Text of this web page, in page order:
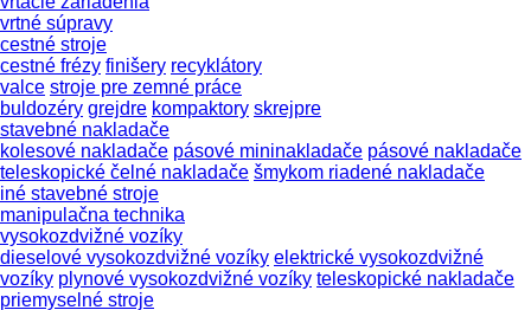
vrtné súpravy
cestné stroje
cestné frézy finišery recyklátory
valce stroje pre zemné práce
buldozéry grejdre kompaktory skrejpre
stavebné nakladače
kolesové nakladače pásové mininakladače pásové nakladače
teleskopické čelné nakladače šmykom riadené nakladače
iné stavebné stroje
manipulačna technika
vysokozdvižné vozíky
dieselové vysokozdvižné vozíky elektrické vysokozdvižné
vozíky plynové vysokozdvižné vozíky teleskopické nakladače
priemyselné stroje